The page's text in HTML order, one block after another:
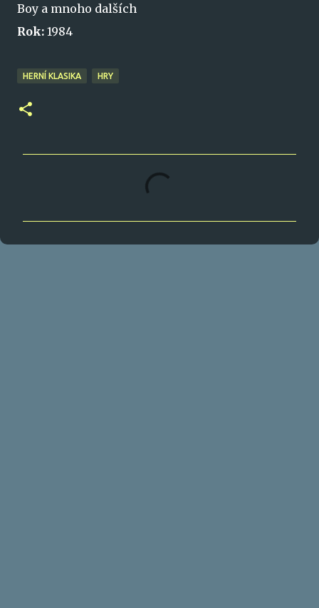
Boy a mnoho dalších
Rok: 1984
HERNÍ KLASIKA HRY